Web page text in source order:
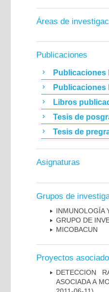
Áreas de
Publicaciones
Publicaciones
Publicaciones
Libros
Tesis de
Tesis de
Asignaturas
Grupos de
INMUNOLOGÍA
GRUPO DE
MICOBAC­UN
Proyectos
DETECCION
ASOCIADA A